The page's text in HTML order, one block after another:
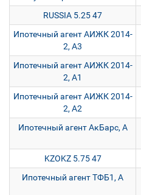
RUSSIA 5.25 47
Ипотечный агент АИЖК 2014-
2, А3
Ипотечный агент АИЖК 2014-
2, А1
Ипотечный агент АИЖК 2014-
2, А2
Ипотечный агент АкБарс, А
KZOKZ 5.75 47
Ипотечный агент ТФБ1, А